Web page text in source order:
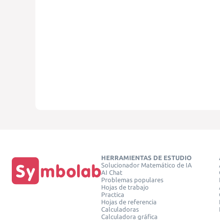
HERRAMIENTAS DE ESTUDIO
Solucionador Matemático de IA
AI Chat
Problemas populares
Hojas de trabajo
Practica
Hojas de referencia
Calculadoras
Calculadora gráfica